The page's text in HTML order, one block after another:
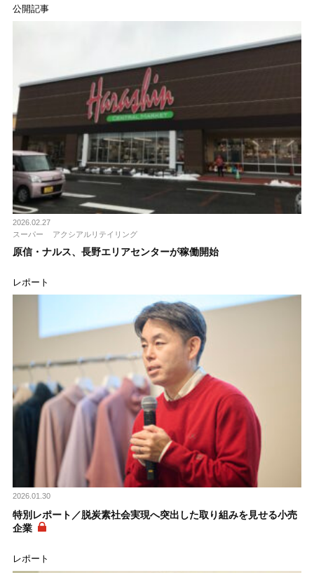
公開記事
2026.02.27
スーパー
アクシアルリテイリング
原信・ナルス、長野エリアセンターが稼働開始
レポート
2026.01.30
特別レポート／脱炭素社会実現へ突出した取り組みを見せる小売
企業
レポート